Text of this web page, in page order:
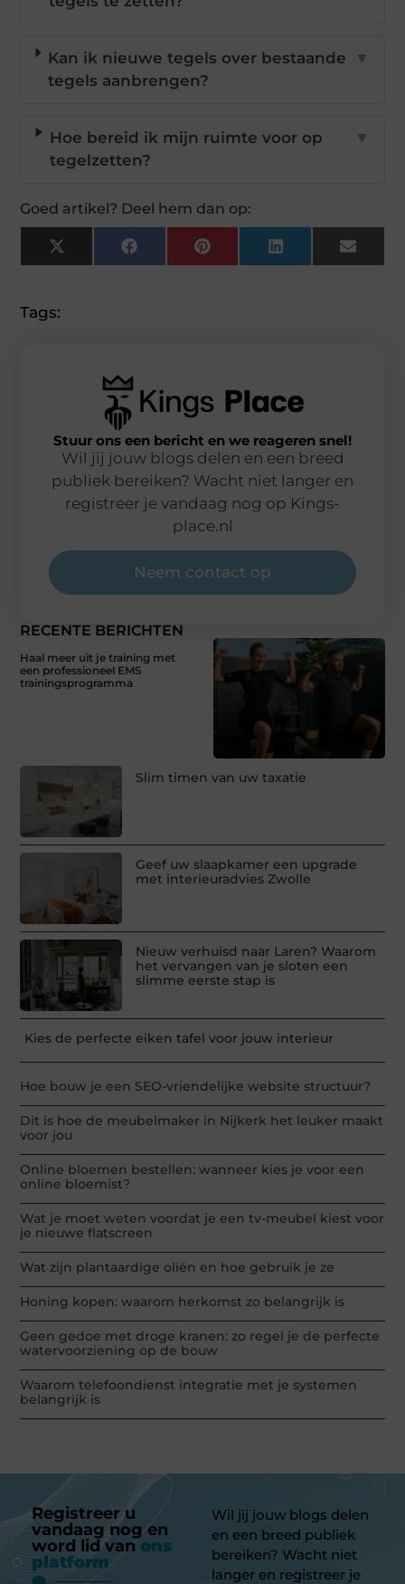
Kan ik nieuwe tegels over bestaande
tegels aanbrengen?
▼
Hoe bereid ik mijn ruimte voor op
tegelzetten?
▼
Goed artikel? Deel hem dan op:
X
(Twitter)
FacebookPinterestLinkedInEmail
Tags:
RECENTE BERICHTEN
Haal meer uit je training met
een professioneel EMS
trainingsprogramma
Slim timen van uw taxatie
Geef uw slaapkamer een upgrade
met interieuradvies Zwolle
Nieuw verhuisd naar Laren? Waarom
het vervangen van je sloten een
slimme eerste stap is
Kies de perfecte eiken tafel voor jouw interieur
Hoe bouw je een SEO-vriendelijke website structuur?
Dit is hoe de meubelmaker in Nijkerk het leuker maakt
voor jou
Online bloemen bestellen: wanneer kies je voor een
online bloemist?
Wat je moet weten voordat je een tv-meubel kiest voor
je nieuwe flatscreen
Wat zijn plantaardige oliën en hoe gebruik je ze
Honing kopen: waarom herkomst zo belangrijk is
Geen gedoe met droge kranen: zo regel je de perfecte
watervoorziening op de bouw
Waarom telefoondienst integratie met je systemen
belangrijk is
Stuur ons een bericht en we reageren snel!
Wil jij jouw blogs delen en een breed
publiek bereiken? Wacht niet langer en
registreer je vandaag nog op Kings-
place.nl
Neem contact op
Registreer u
vandaag nog en
word lid van ons
platform
Wil jij jouw blogs delen
en een breed publiek
bereiken? Wacht niet
langer en registreer je